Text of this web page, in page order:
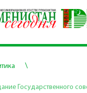
\
Государственного